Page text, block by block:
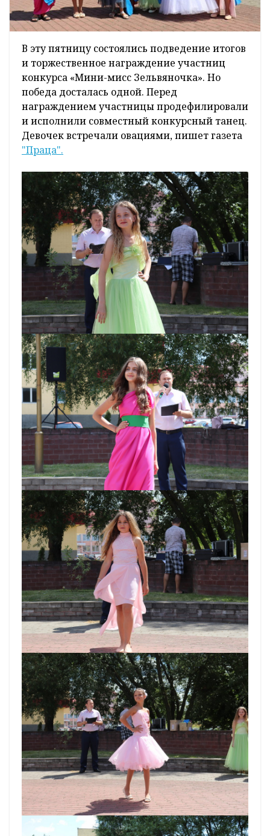
В эту пятницу состоялись подведение итогов
и торжественное награждение участниц
конкурса «Мини-мисс Зельвяночка». Но
победа досталась одной. Перед
награждением участницы продефилировали
и исполнили совместный конкурсный танец.
Девочек встречали овациями, пишет газета
"Праца".